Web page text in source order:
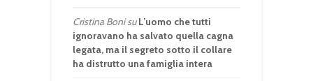
Cristina BonisuL’uomo che tutti
ignoravano ha salvato quella cagna
legata, ma il segreto sotto il collare
ha distrutto una famiglia intera